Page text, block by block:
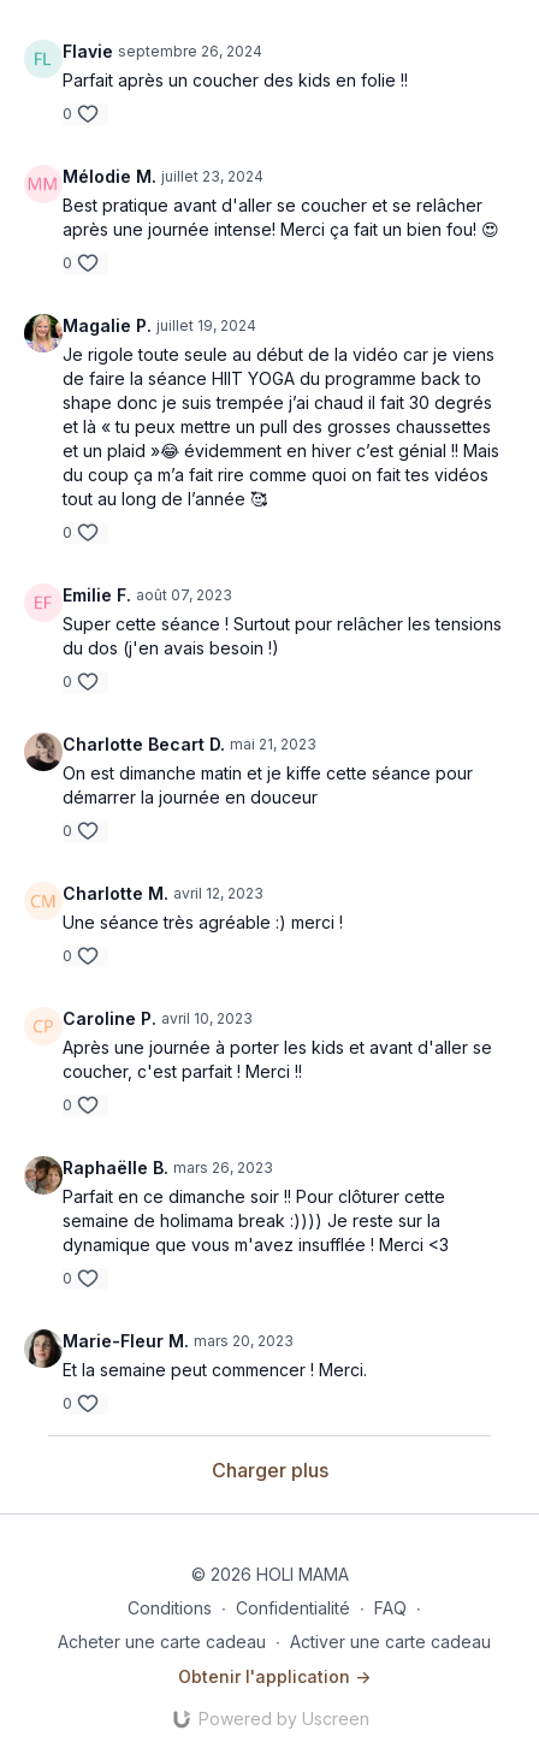
Flavie septembre 26, 2024
Parfait après un coucher des kids en folie !!
0
Mélodie M. juillet 23, 2024
Best pratique avant d'aller se coucher et se relâcher
après une journée intense! Merci ça fait un bien fou! 😍
0
Magalie P. juillet 19, 2024
Je rigole toute seule au début de la vidéo car je viens
de faire la séance HIIT YOGA du programme back to
shape donc je suis trempée j’ai chaud il fait 30 degrés
et là « tu peux mettre un pull des grosses chaussettes
et un plaid »😂 évidemment en hiver c’est génial !! Mais
du coup ça m’a fait rire comme quoi on fait tes vidéos
tout au long de l’année 🥰
0
Emilie F. août 07, 2023
Super cette séance ! Surtout pour relâcher les tensions
du dos (j'en avais besoin !)
0
Charlotte Becart D. mai 21, 2023
On est dimanche matin et je kiffe cette séance pour
démarrer la journée en douceur
0
Charlotte M. avril 12, 2023
Une séance très agréable :) merci !
0
Caroline P. avril 10, 2023
Après une journée à porter les kids et avant d'aller se
coucher, c'est parfait ! Merci !!
0
Raphaëlle B. mars 26, 2023
Parfait en ce dimanche soir !! Pour clôturer cette
semaine de holimama break :)))) Je reste sur la
dynamique que vous m'avez insufflée ! Merci <3
0
Marie-Fleur M. mars 20, 2023
Et la semaine peut commencer ! Merci.
0
Charger plus
© 2026 HOLI MAMA
Conditions ∙ Confidentialité ∙ FAQ ∙
Acheter une carte cadeau ∙ Activer une carte cadeau
Obtenir l'application ->
Powered by Uscreen